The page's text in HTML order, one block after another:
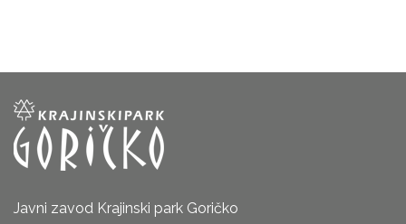
Javni zavod Krajinski park Goričko